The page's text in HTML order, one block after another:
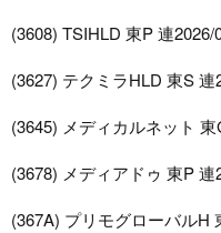
(3608) TSIHLD 東P 連2026/
(3627) テクミラHLD 東S
(3645) メディカルネット
(3678) メディアドゥ 東P
(367A) プリモグローバルH